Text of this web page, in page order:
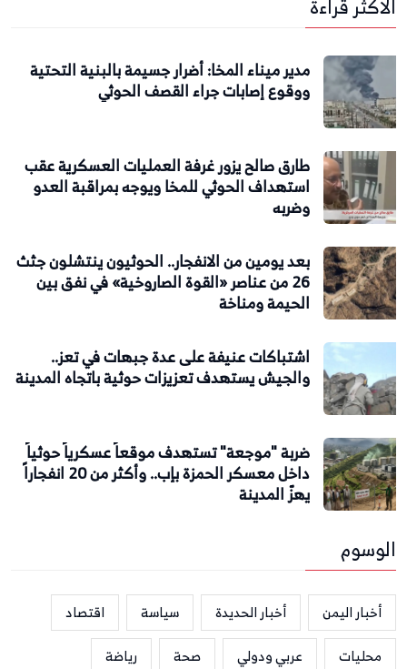
مدير ميناء المخا: أضرار جسيمة بالبنية التحتية
ووقوع إصابات جراء القصف الحوثي
طارق صالح يزور غرفة العمليات العسكرية عقب
استهداف الحوثي للمخا ويوجه بمراقبة العدو
وضربه
بعد يومين من الانفجار.. الحوثيون ينتشلون جثث
26 من عناصر «القوة الصاروخية» في نفق بين
الحيمة ومناخة
اشتباكات عنيفة على عدة جبهات في تعز..
والجيش يستهدف تعزيزات حوثية باتجاه المدينة
ضربة "موجعة" تستهدف موقعاً عسكرياً حوثياً
داخل معسكر الحمزة بإب.. وأكثر من 20 انفجاراً
يهزّ المدينة
الوسوم
أخبار اليمن أخبار الحديدة سياسة
اقتصاد
محليات
عربي ودولي صحة
رياضة